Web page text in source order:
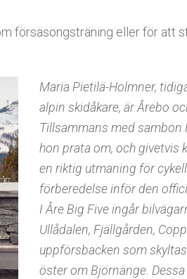
försäsongsträning eller för att
Maria Pietilä-Holmner,
alpin skidåkare, är Årebo
Tillsammans med sambon
hon prata om, och givetvis
en riktig utmaning för
förberedelse inför den
I Åre Big Five ingår
Ullådalen, Fjällgården,
uppförsbacken som
öster om Björnänge.